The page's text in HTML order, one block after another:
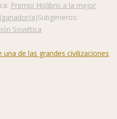
Premio Hislibris a la mejor
a)Subgéneros:
Soviética